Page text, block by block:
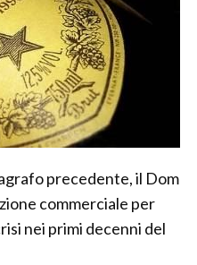
precedente, il Dom
commerciale per
nei primi decenni del